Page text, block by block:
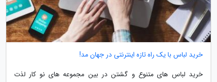
خرید لباس با یک راه تازه اینترنتی در جهان مد!
خرید لباس های متنوع و گشتن در بین مجموعه های نو کار لذت